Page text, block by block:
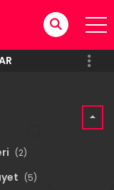
(2)
(5)